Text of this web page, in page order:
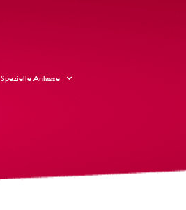
Spezielle Anlässe